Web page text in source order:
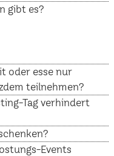
gibt es?
oder esse nur
teilnehmen?
Tag verhindert
Events